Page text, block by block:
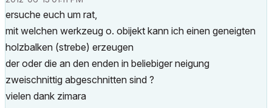
ersuche euch um rat,
mit welchen werkzeug o. obijekt kann ich einen geneigten
holzbalken (strebe) erzeugen
der oder die an den enden in beliebiger neigung
zweischnittig abgeschnitten sind ?
vielen dank zimara